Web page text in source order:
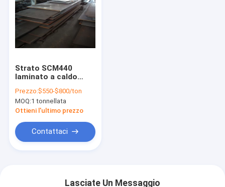
Video
Circa noi
Contattici
Notizie
Strato SCM440
laminato a caldo
4130 di ASTM 6150
Aisi 4140
Prezzo:$550-$800/ton
MOQ:1 tonnellata
Ottieni l'ultimo prezzo
Contattaci
Lasciate Un Messaggio